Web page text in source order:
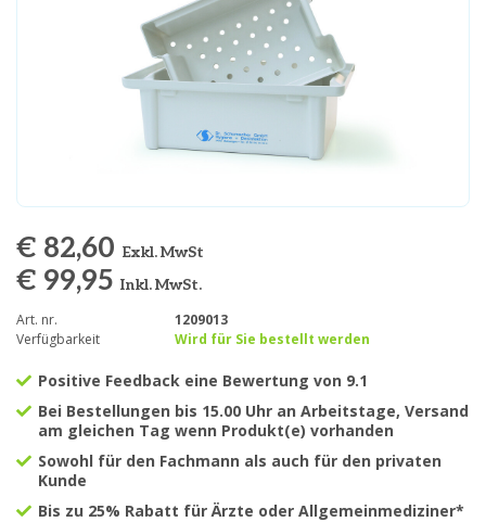
€ 82,60 Exkl. MwSt
€ 99,95 Inkl. MwSt.
Art. nr.
1209013
Verfügbarkeit
Wird für Sie bestellt werden
Positive Feedback eine Bewertung von 9.1
Bei Bestellungen bis 15.00 Uhr an Arbeitstage, Versand
am gleichen Tag wenn Produkt(e) vorhanden
Sowohl für den Fachmann als auch für den privaten
Kunde
Bis zu 25% Rabatt für Ärzte oder Allgemeinmediziner*